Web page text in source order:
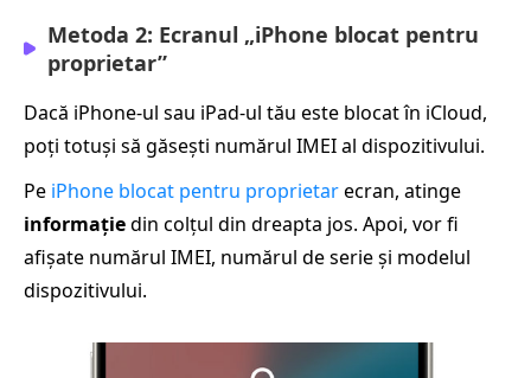
Metoda 2: Ecranul „iPhone blocat pentru
proprietar”
Dacă iPhone-ul sau iPad-ul tău este blocat în iCloud,
poți totuși să găsești numărul IMEI al dispozitivului.
Pe iPhone blocat pentru proprietarecran, atinge
informațiedin colțul din dreapta jos. Apoi, vor fi
afișate numărul IMEI, numărul de serie și modelul
dispozitivului.